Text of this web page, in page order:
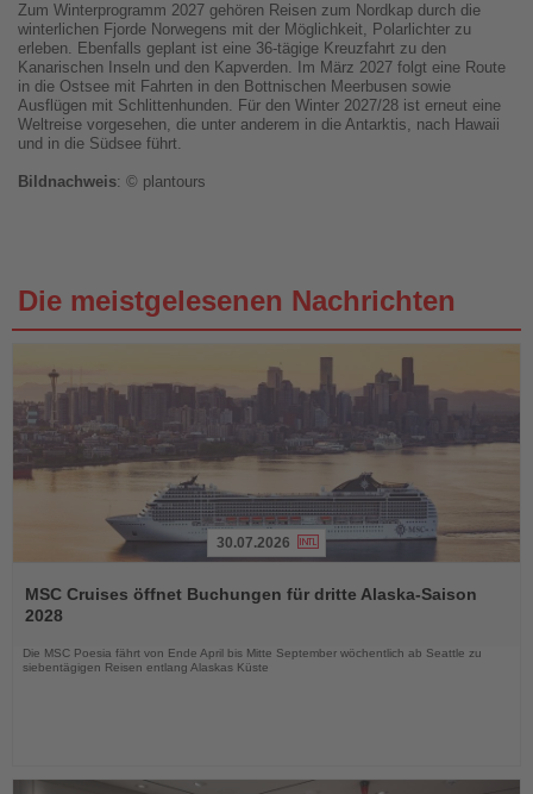
Zum Winterprogramm 2027 gehören Reisen zum Nordkap durch die
winterlichen Fjorde Norwegens mit der Möglichkeit, Polarlichter zu
erleben. Ebenfalls geplant ist eine 36-tägige Kreuzfahrt zu den
Kanarischen Inseln und den Kapverden. Im März 2027 folgt eine Route
in die Ostsee mit Fahrten in den Bottnischen Meerbusen sowie
Ausflügen mit Schlittenhunden. Für den Winter 2027/28 ist erneut eine
Weltreise vorgesehen, die unter anderem in die Antarktis, nach Hawaii
und in die Südsee führt.
Bildnachweis: © plantours
Die meistgelesenen Nachrichten
Sie
die
30.07.2026
MSC Cruises öffnet Buchungen für dritte Alaska-Saison
2028
Die MSC Poesia fährt von Ende April bis Mitte September wöchentlich ab Seattle zu
siebentägigen Reisen entlang Alaskas Küste